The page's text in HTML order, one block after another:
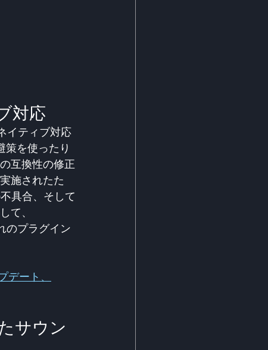
対応
イティブ対応
策を使ったり
互換性の修正
施されたた
具合、そして
て、
のプラグイン
デート、
サウン